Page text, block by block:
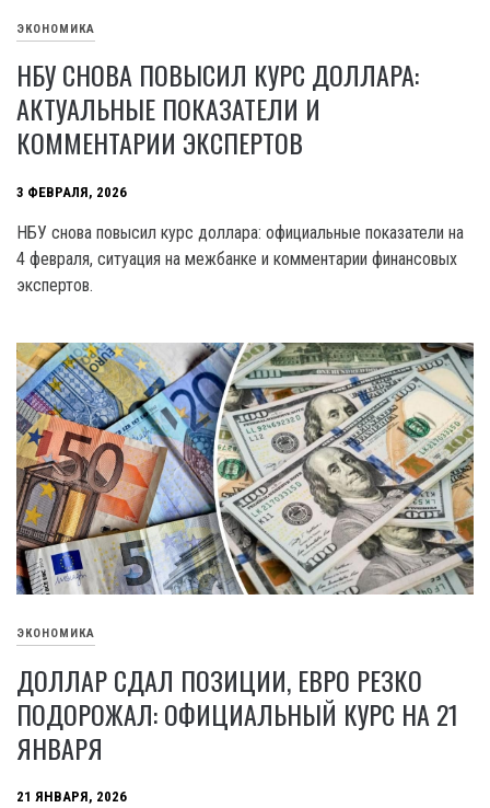
ЭКОНОМИКА
НБУ СНОВА ПОВЫСИЛ КУРС ДОЛЛАРА:
АКТУАЛЬНЫЕ ПОКАЗАТЕЛИ И
КОММЕНТАРИИ ЭКСПЕРТОВ
3 ФЕВРАЛЯ, 2026
НБУ снова повысил курс доллара: официальные показатели на
4 февраля, ситуация на межбанке и комментарии финансовых
экспертов.
ЭКОНОМИКА
ДОЛЛАР СДАЛ ПОЗИЦИИ, ЕВРО РЕЗКО
ПОДОРОЖАЛ: ОФИЦИАЛЬНЫЙ КУРС НА 21
ЯНВАРЯ
21 ЯНВАРЯ, 2026